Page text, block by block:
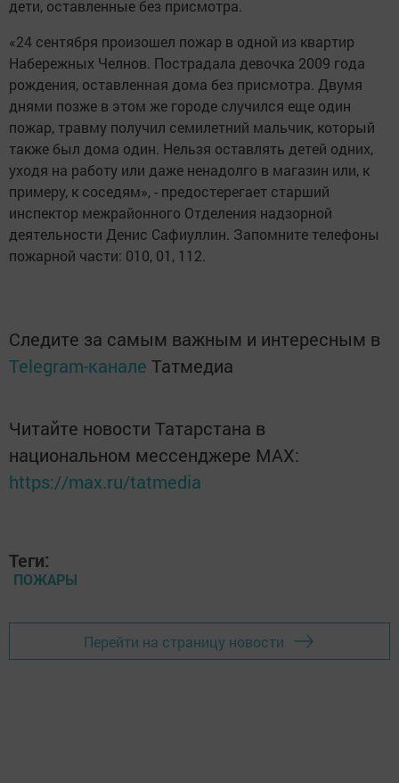
дети, оставленные без присмотра.
«24 сентября произошел пожар в одной из квартир
Набережных Челнов. Пострадала девочка 2009 года
рождения, оставленная дома без присмотра. Двумя
днями позже в этом же городе случился еще один
пожар, травму получил семилетний мальчик, который
также был дома один. Нельзя оставлять детей одних,
уходя на работу или даже ненадолго в магазин или, к
примеру, к соседям», - предостерегает старший
инспектор меж­районного Отделения надзорной
деятельности Денис Сафиуллин. Запомните телефоны
пожарной части: 010, 01, 112.
Следите за самым важным и интересным в
Telegram-канале Татмедиа
Читайте новости Татарстана в
национальном мессенджере MАХ:
https://max.ru/tatmedia
Теги:
ПОЖАРЫ
Перейти на страницу новости